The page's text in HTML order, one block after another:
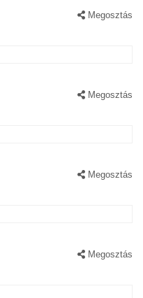
Megosztás
Megosztás
Megosztás
Megosztás